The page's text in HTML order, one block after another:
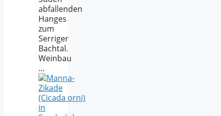
abfallenden
Hanges
zum
Serriger
Bachtal.
Weinbau
…